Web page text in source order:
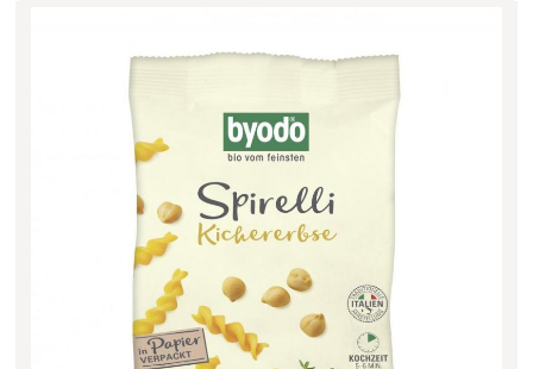
Fleischerei Hüthmayr
Hofladen Hoffelner
Kuglbauer - Familie Bischof
La Toscana Anita Wolf e.U. Detail
Söllradls Naturkostladen Detail
Stiftsgärtnerei Detail
Weinkellerei Stift
Kremsmünster
Detail